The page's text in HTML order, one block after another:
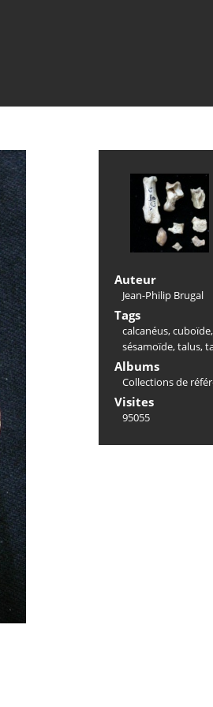
Auteur
Jean-Philip Brugal
Tags
calcanéus,cuboïde,
sésamoïde,talus,
Albums
Collections de
Visites
95055